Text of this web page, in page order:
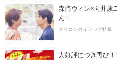
森崎ウィン×向井康
ん！
オリコンタイアップ特集
大好評につき再び